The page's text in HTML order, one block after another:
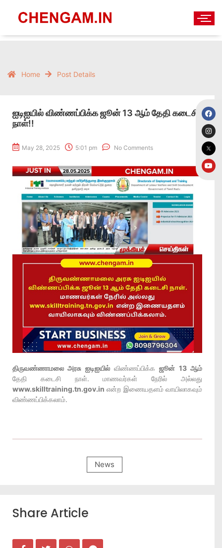
Home Post Details
ஐடிஐயில் விண்ணப்பிக்க ஜூன் 13 ஆம் தேதி கடைசி
நாள்!!
May 28, 2025 5:01 pm No Comments
திருவண்ணாமலை அரசு ஐடிஐயில்விண்ணப்பிக்கஜூன் 13 ஆம்
தேதி கடைசி நாள். மாணவர்கள் நேரில் அல்லது
www.skilltraining.tn.gov.in என்ற இணையதளம் வாயிலாகவும்
விண்ணப்பிக்கலாம்.
News
Share Article